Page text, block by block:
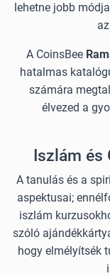
lehetne jobb
A CoinsBee
hatalmas
számára
élvezed a
Iszlám és
A tanulás és a
aspektusai;
iszlám
szóló
hogy elmélyítsék